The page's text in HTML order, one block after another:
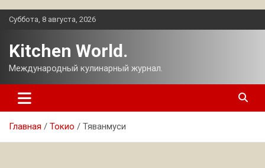
Перейти
Суббота, 8 августа, 2026
Kitchen World.
Международный кулинарный журнал.
Главная Токио Тяванмуси